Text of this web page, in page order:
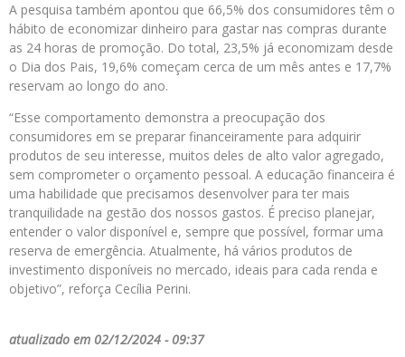
A pesquisa também apontou que 66,5% dos consumidores têm o
hábito de economizar dinheiro para gastar nas compras durante
as 24 horas de promoção. Do total, 23,5% já economizam desde
o Dia dos Pais, 19,6% começam cerca de um mês antes e 17,7%
reservam ao longo do ano.
“Esse comportamento demonstra a preocupação dos
consumidores em se preparar financeiramente para adquirir
produtos de seu interesse, muitos deles de alto valor agregado,
sem comprometer o orçamento pessoal. A educação financeira é
uma habilidade que precisamos desenvolver para ter mais
tranquilidade na gestão dos nossos gastos. É preciso planejar,
entender o valor disponível e, sempre que possível, formar uma
reserva de emergência. Atualmente, há vários produtos de
investimento disponíveis no mercado, ideais para cada renda e
objetivo”, reforça Cecília Perini.
atualizado em 02/12/2024 - 09:37